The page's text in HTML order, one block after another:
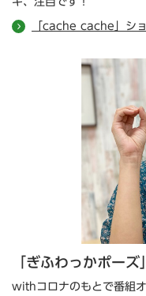
「cache cache」シ
「ぎふわっかポーズ
withコロナのもとで番組